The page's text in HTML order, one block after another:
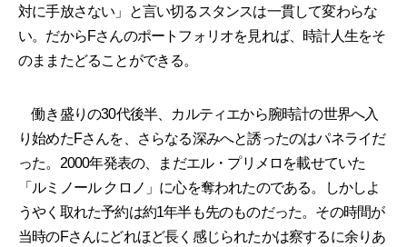
対に手放さない」と言い切るスタンスは一貫して変わらな
い。だからFさんのポートフォリオを見れば、時計人生をそ
のままたどることができる。
働き盛りの30代後半、カルティエから腕時計の世界へ入
り始めたFさんを、さらなる深みへと誘ったのはパネライだ
った。2000年発表の、まだエル・プリメロを載せていた
「ルミノール クロノ」に心を奪われたのである。しかしよ
うやく取れた予約は約1年半も先のものだった。その時間が
当時のFさんにどれほど長く感じられたかは察するに余りあ